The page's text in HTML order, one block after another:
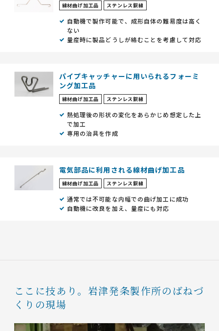
線材曲げ加工品 ステンレス鋼線
自動機で製作可能で、成形自体の難易度は高く
ない
量産時に製品どうしが絡むことを考慮して対応
パイプキャッチャーに用いられるフォーミ
ング加工品
線材曲げ加工品 ステンレス鋼線
熱処理後の形状の変化をあらかじめ想定した上
で加工
専用の治具を作成
電気部品に利用される線材曲げ加工品
線材曲げ加工品 ステンレス鋼線
通常では不可能な内幅での曲げ加工に成功
自動機に改良を加え、量産にも対応
ここに技あり。 岩津発条製作所のばねづ
くりの現場